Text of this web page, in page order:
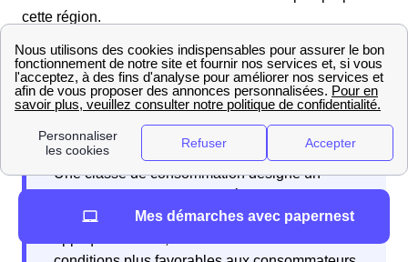
cette région.
classes de consommation.
Une classe de consommation désigne un
niveau de consommation de gaz. Les tarifs
Mes démarches avec papernest